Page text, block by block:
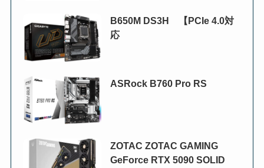
B650M DS3H 【PCIe 4.0対
応
ASRock B760 Pro RS
ZOTAC ZOTAC GAMING
GeForce RTX 5090 SOLID